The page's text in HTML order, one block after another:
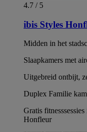
4.7 / 5
ibis Styles
Midden in het
Slaapkamers met
Uitgebreid ontbijt,
Duplex Familie
Gratis
Honfleur